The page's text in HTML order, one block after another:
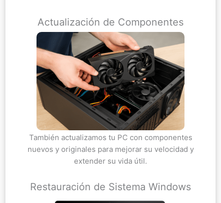
Actualización de Componentes
También actualizamos tu PC con componentes
nuevos y originales para mejorar su velocidad y
extender su vida útil.
Restauración de Sistema Windows